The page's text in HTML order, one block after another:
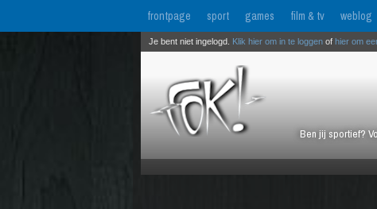
frontpage sport games film & tv weblog
Ben jij sportief?
Je bent niet ingelogd. Klik hier om in te loggen of hier om